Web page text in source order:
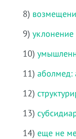
8)
9) уклонение
10)
11) аболмед:
12)
13)
14) еще не